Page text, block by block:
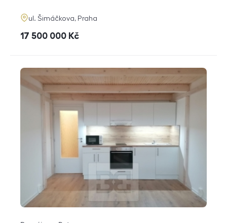
adresa
ul. Šimáčkova, Praha
cena
17 500 000 Kč